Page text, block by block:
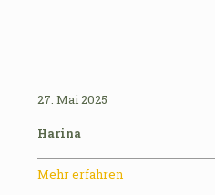
27. Mai 2025
Harina
Mehr erfahren